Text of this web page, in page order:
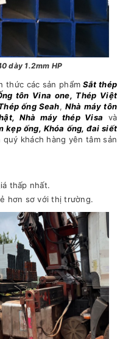
dày 1.2mm HP
thức các sản phẩm Sắt thép
tôn Vina one, Thép Việt
ống Seah, Nhà máy tôn
Nhà máy thép Visa và
kẹp ống, Khóa ống, đai siết
khách hàng yên tâm sản
thấp nhất.
hơn sơ với thị trường.